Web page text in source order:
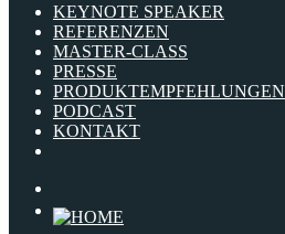
KEYNOTE SPEAKER
REFERENZEN
MASTER-CLASS
PRESSE
PRODUKTEMPFEHLUNGEN
PODCAST
KONTAKT